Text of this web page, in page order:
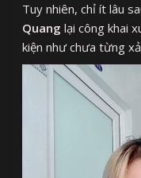
Tuy nhiên, chỉ ít lâu
Quang lại công khai
kiện như chưa từng